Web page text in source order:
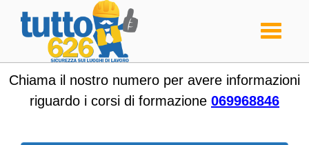
Toggle
Chiama il nostro numero per avere informazioni
riguardo i corsi di formazione 069968846